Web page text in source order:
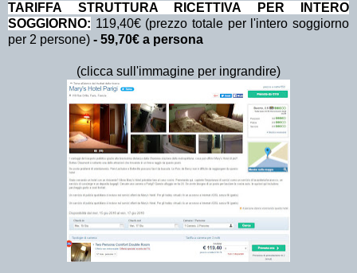
TA RIFFA STRUTTURA RICETTIVA PER INTERO
SOGGIORNO: 119,40€ (prezzo totale per l'intero soggiorno
per 2 persone) - 59,70€ a persona
(clicca sull'immagine per ingrandire)